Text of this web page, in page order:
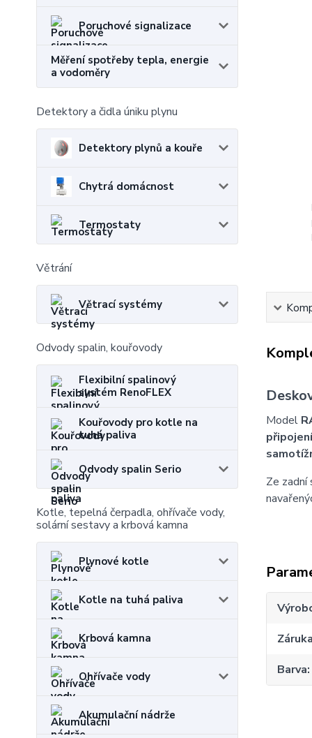
Poruchové signalizace
Měření spotřeby tepla, energie
a vodoměry
Detektory a čidla úniku plynu
Detektory plynů a kouře
Chytrá domácnost
Termostaty
Větrání
Větrací systémy
Odvody spalin, kouřovody
Flexibilní spalinový
systém RenoFLEX
Kouřovody pro kotle na
tuhá paliva
Odvody spalin Serio
Kotle, tepelná čerpadla, ohřívače vody,
solární sestavy a krbová kamna
Plynové kotle
Kotle na tuhá paliva
Krbová kamna
Ohřívače vody
Akumulační nádrže
Model
připojení
Ze
Barva